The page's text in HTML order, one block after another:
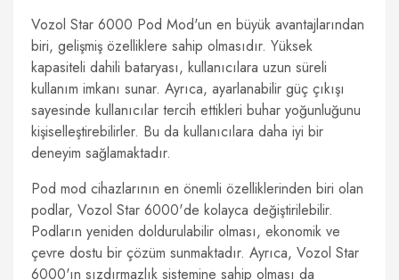
Vozol Star 6000 Pod Mod'un en büyük avantajlarından
biri, gelişmiş özelliklere sahip olmasıdır. Yüksek
kapasiteli dahili bataryası, kullanıcılara uzun süreli
kullanım imkanı sunar. Ayrıca, ayarlanabilir güç çıkışı
sayesinde kullanıcılar tercih ettikleri buhar yoğunluğunu
kişiselleştirebilirler. Bu da kullanıcılara daha iyi bir
deneyim sağlamaktadır.
Pod mod cihazlarının en önemli özelliklerinden biri olan
podlar, Vozol Star 6000'de kolayca değiştirilebilir.
Podların yeniden doldurulabilir olması, ekonomik ve
çevre dostu bir çözüm sunmaktadır. Ayrıca, Vozol Star
6000'ın sızdırmazlık sistemine sahip olması da